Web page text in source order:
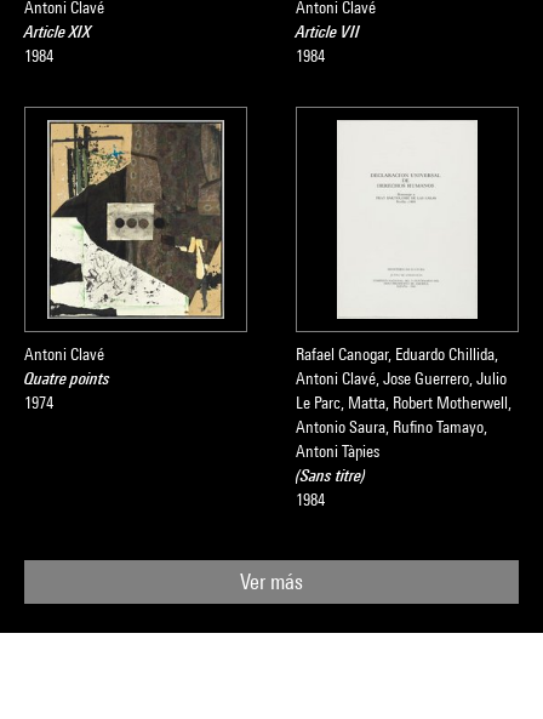
Antoni Clavé
Article XIX
1984
Antoni Clavé
Article VII
1984
Antoni Clavé
Quatre points
1974
Rafael Canogar, Eduardo Chillida,
Antoni Clavé, Jose Guerrero, Julio
Le Parc, Matta, Robert Motherwell,
Antonio Saura, Rufino Tamayo,
Antoni Tàpies
(Sans titre)
1984
Ver más